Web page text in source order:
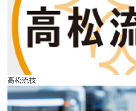
高松流技